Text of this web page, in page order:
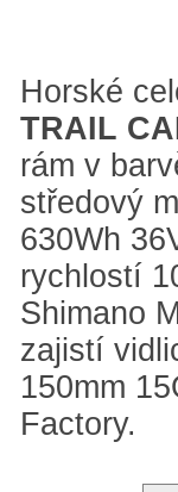
Horské
TRAIL
rám v
středový
630Wh
rychlostí
Shimano
zajistí
150mm
Factory.